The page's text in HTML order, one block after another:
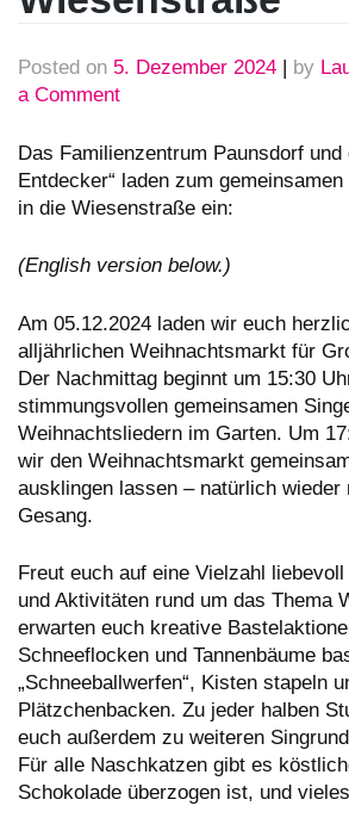
Posted on 5. Dezember 2024 by
a Comment
in
der
Wiesenstraße
Das Familienzentrum Paunsdorf und
Entdecker“ laden zum
in die Wiesenstraße ein:
(English version below.)
Am 05.12.2024 laden wir euch
alljährlichen Weihnachtsmarkt für
Der Nachmittag beginnt um 15:30
stimmungsvollen gemeinsamen
Weihnachtsliedern im Garten. Um
wir den Weihnachtsmarkt
ausklingen lassen – natürlich wieder
Gesang.
Freut euch auf eine Vielzahl
und Aktivitäten rund um das Thema
erwarten euch kreative
Schneeflocken und Tannenbäume
„Schneeballwerfen“, Kisten stapeln
Plätzchenbacken. Zu jeder halben
euch außerdem zu weiteren
Für alle Naschkatzen gibt es
Schokolade überzogen ist, und